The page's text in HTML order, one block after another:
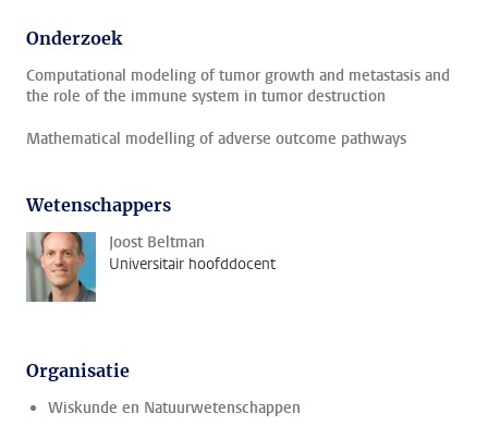
Onderzoek
Computational modeling of tumor growth and metastasis and
the role of the immune system in tumor destruction
Mathematical modelling of adverse outcome pathways
Wetenschappers
Joost Beltman
Universitair hoofddocent
Organisatie
Wiskunde en Natuurwetenschappen